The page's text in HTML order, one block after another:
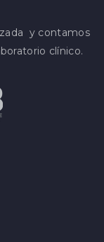
y contamos
clínico.